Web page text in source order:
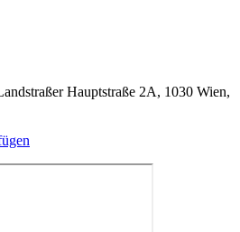
Hauptstraße 2A, 1030 Wien,